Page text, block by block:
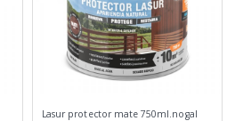
Lasur protector mate 750ml.nogal